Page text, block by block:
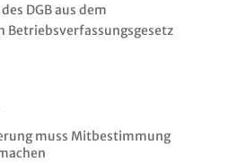
DGB aus dem
Betriebsverfassungsgesetz
muss Mitbestimmung